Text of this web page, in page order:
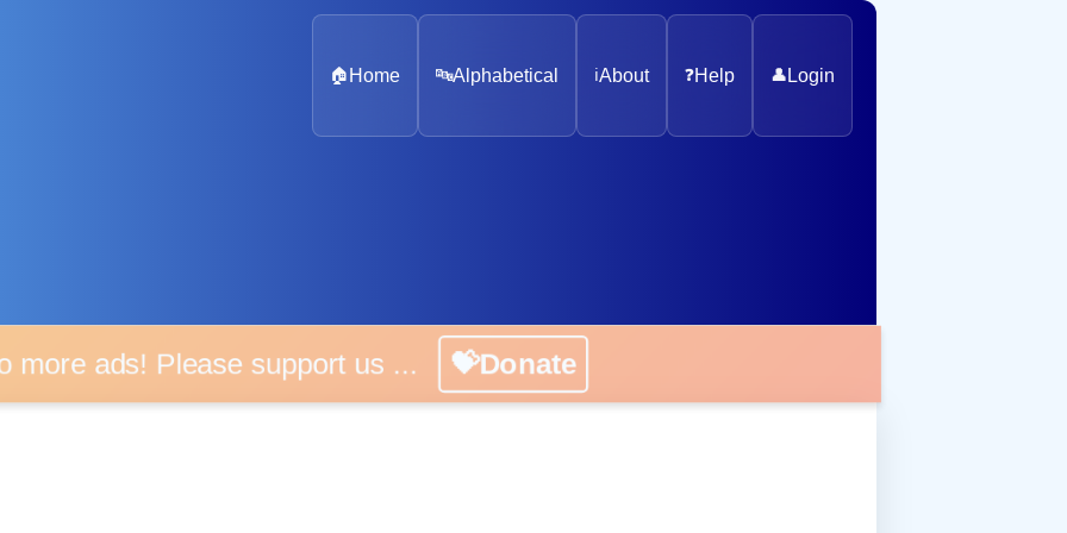
🏠 Home 🔤Alphabetical ℹ️About ❓Help 👤 Login
ads! Please support us ... 💝Donate